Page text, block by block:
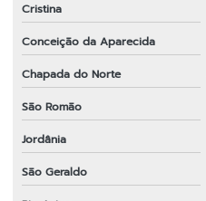
Cristina
Conceição da Aparecida
Chapada do Norte
São Romão
Jordânia
São Geraldo